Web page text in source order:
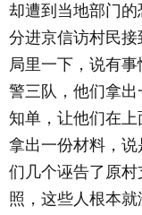
却遭到当地部门
分进京信访村民
局里一下，说有
警三队，他们拿
知单，让他们在
拿出一份材料，
们几个诬告了原
照，这些人根本